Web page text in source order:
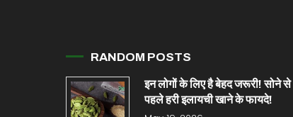
RANDOM POSTS
इन लोगों के लिए है बेहद जरूरी! सोने से
पहले हरी इलायची खाने के फायदे!